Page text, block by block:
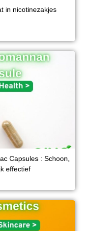
in nicotinezakjes
Capsules : Schoon,
effectief